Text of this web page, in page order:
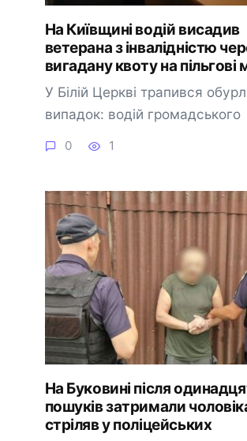
На Київщині водій висадив
ветерана з інвалідністю
вигадану квоту на пільгові
У Білій Церкві трапився
випадок: водій громадського
0 1
На Буковині після
пошуків затримали
стріляв у поліцейських